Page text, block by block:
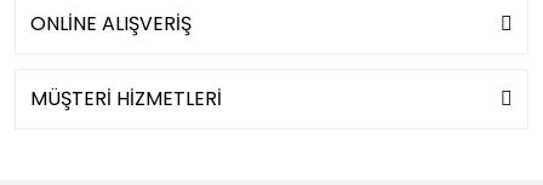
ONLİNE ALIŞVERİŞ
MÜŞTERİ HİZMETLERİ